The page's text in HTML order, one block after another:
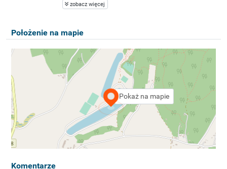
zobacz więcej
Położenie na mapie
Pokaż na mapie
Komentarze